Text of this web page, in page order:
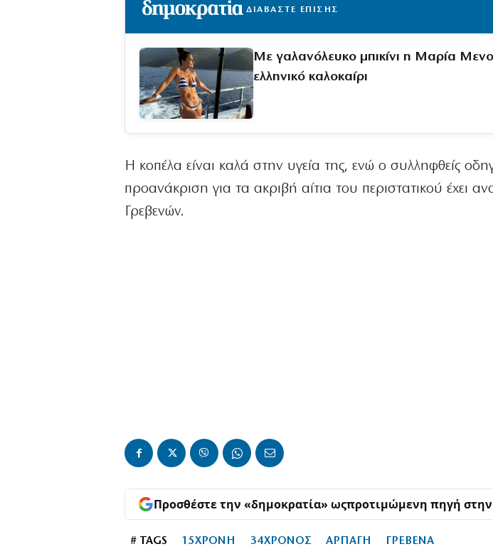
ΔΙΑΒΑΣΤΕ ΕΠΙΣΗΣ
Με γαλανόλευκο μπικίνι η Μαρία
ελληνικό καλοκαίρι
Η κοπέλα είναι καλά στην υγεία της, ενώ ο συλληφθείς
προανάκριση για τα ακριβή αίτια του περιστατικού έχει
Γρεβενών.
Προσθέστε την «δημοκρατία» ωςπροτιμώμενη πηγή
# TAGS 15ΧΡΟΝΗ 34ΧΡΟΝΟΣ ΑΡΠΑΓΗ ΓΡΕΒΕΝΑ